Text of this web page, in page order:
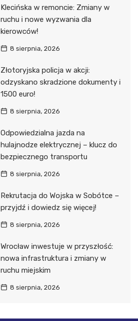
Klecińska w remoncie: Zmiany w
ruchu i nowe wyzwania dla
kierowców!
8 sierpnia, 2026
Złotoryjska policja w akcji:
odzyskano skradzione dokumenty i
1500 euro!
8 sierpnia, 2026
Odpowiedzialna jazda na
hulajnodze elektrycznej – klucz do
bezpiecznego transportu
8 sierpnia, 2026
Rekrutacja do Wojska w Sobótce –
przyjdź i dowiedz się więcej!
8 sierpnia, 2026
Wrocław inwestuje w przyszłość:
nowa infrastruktura i zmiany w
ruchu miejskim
8 sierpnia, 2026